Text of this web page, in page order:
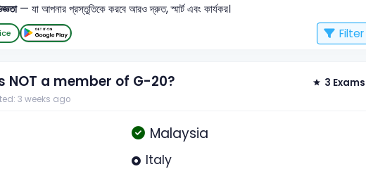
— যা আপনার প্রস্তুতিকে করবে আরও দ্রুত, স্মার্ট এবং কার্যকর।
Filter
NOT a member of G-20? 3 Exams
3 weeks ago
Malaysia
Italy